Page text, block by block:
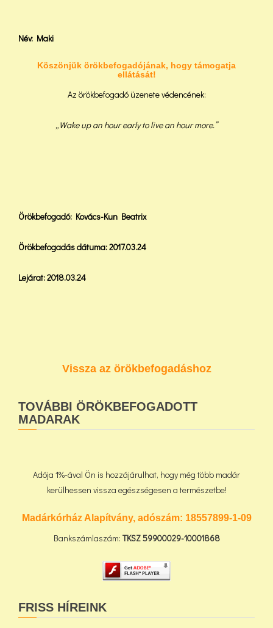
Név: Maki
Köszönjük örökbefogadójának, hogy támogatja
ellátását!
Az örökbefogadó üzenete védencének:
„Wake up an hour early to live an hour more.”
Örökbefogadó: Kovács-Kun Beatrix
Örökbefogadás dátuma: 2017.03.24
Lejárat: 2018.03.24
Vissza az örökbefogadáshoz
TOVÁBBI ÖRÖKBEFOGADOTT
MADARAK
Adója 1%-ával Ön is hozzájárulhat, hogy még több madár
kerülhessen vissza egészségesen a természetbe!
Madárkórház Alapítvány, adószám: 18557899-1-09
Bankszámlaszám: TKSZ59900029-10001868
FRISS HÍREINK